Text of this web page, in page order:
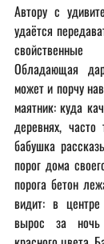
Автору с
удаётся
Обладающая
может и порчу
маятник: куда
деревнях,
бабушка
порог дома
порога бетон
видит: в
вырос за